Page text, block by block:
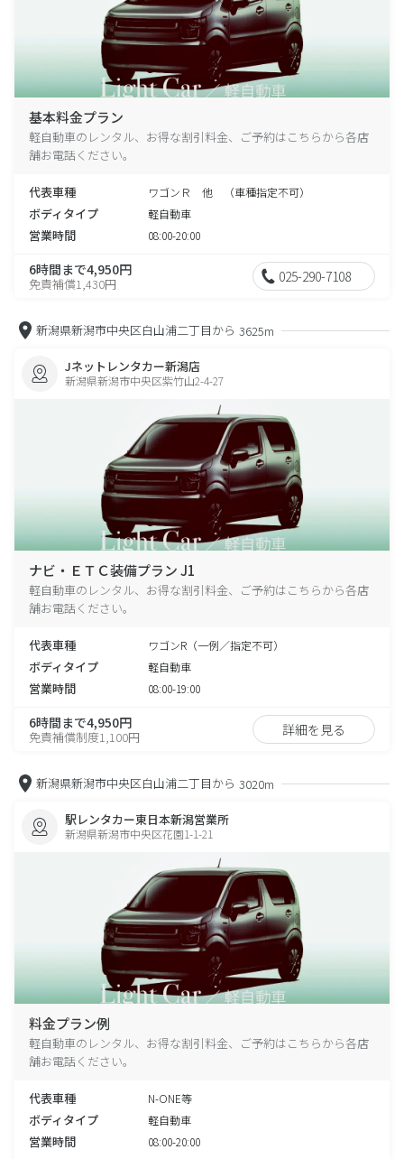
基本料金プラン
軽自動車のレンタル、お得な割引料金、ご予約はこちらから各店
舗お電話ください。
代表車種 ワゴンＲ 他 （車種指定不可）
ボディタイプ 軽自動車
営業時間 08:00-20:00
6時間まで4,950円
免責補償1,430円 025-290-7108
新潟県新潟市中央区白山浦二丁目から 3625m
Jネットレンタカー新潟店
新潟県新潟市中央区紫竹山2-4-27
ナビ・ＥＴＣ装備プラン J1
軽自動車のレンタル、お得な割引料金、ご予約はこちらから各店
舗お電話ください。
代表車種 ワゴンR（一例／指定不可）
ボディタイプ 軽自動車
営業時間 08:00-19:00
6時間まで4,950円
免責補償制度1,100円 詳細を見る
新潟県新潟市中央区白山浦二丁目から 3020m
駅レンタカー東日本新潟営業所
新潟県新潟市中央区花園1-1-21
料金プラン例
軽自動車のレンタル、お得な割引料金、ご予約はこちらから各店
舗お電話ください。
代表車種 N-ONE等
ボディタイプ 軽自動車
営業時間 08:00-20:00